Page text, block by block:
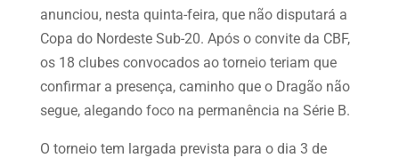
anunciou, nesta quinta-feira, que não disputará a
Copa do Nordeste Sub-20. Após o convite da CBF,
os 18 clubes convocados ao torneio teriam que
confirmar a presença, caminho que o Dragão não
segue, alegando foco na permanência na Série B.
O torneio tem largada prevista para o dia 3 de